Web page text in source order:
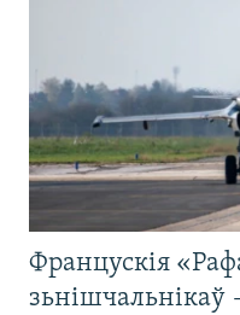
Францускія